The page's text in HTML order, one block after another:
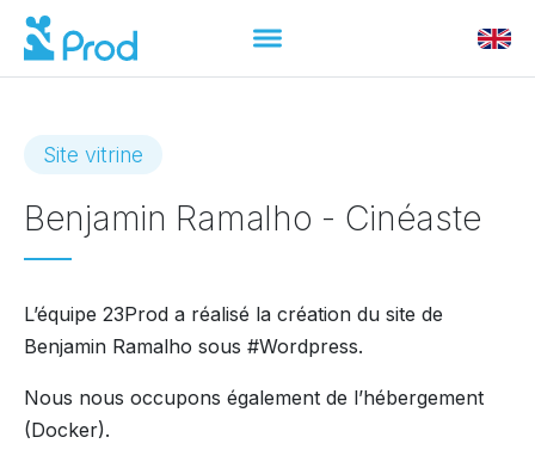
Site vitrine
Benjamin Ramalho - Cinéaste
L’équipe 23Prod a réalisé la création du site de
Benjamin Ramalho sous #Wordpress.
Nous nous occupons également de l’hébergement
(Docker).